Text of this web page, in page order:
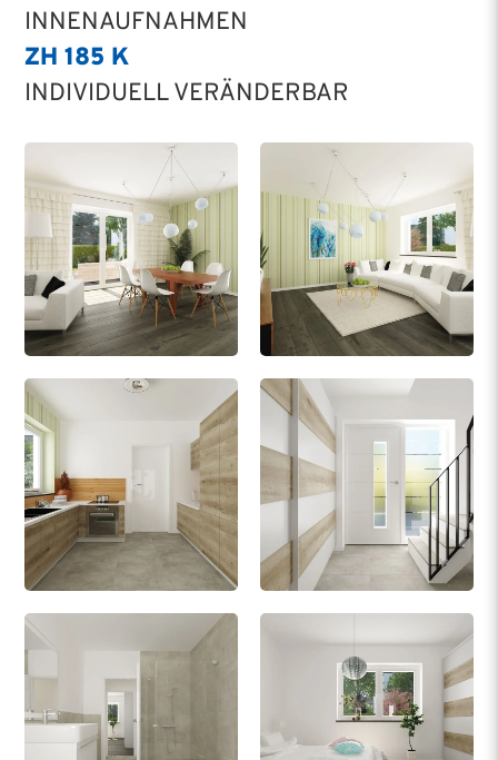
INNENAUFNAHMEN
ZH 185 K
INDIVIDUELL VERÄNDERBAR